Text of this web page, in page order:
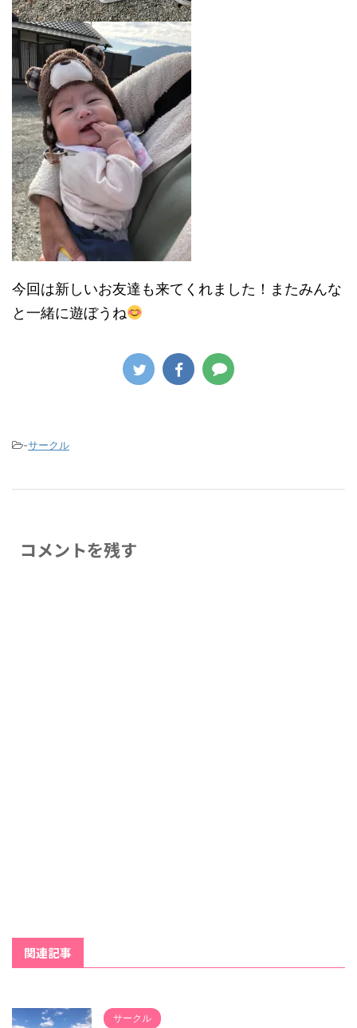
今回は新しいお友達も来てくれました！またみんな
と一緒に遊ぼうね
-サークル
コメントを残す
関連記事
サークル